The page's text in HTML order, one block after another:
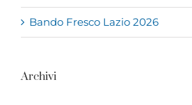
Bando Fresco Lazio 2026
Archivi